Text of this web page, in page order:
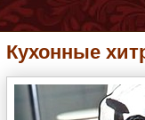
Кухонные